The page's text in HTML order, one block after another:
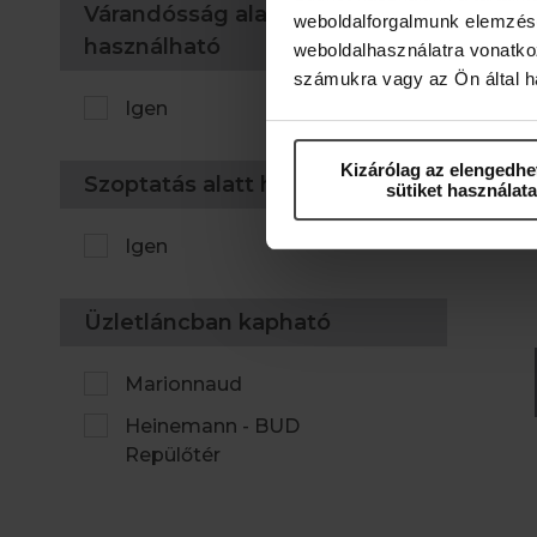
weboldalforgalmunk
weboldalhasználatra
számukra vagy az Ön által
Kizárólag az
sütiket használata
Várandósság alatt
használható
Igen
Szoptatás alatt használható
Igen
Üzletláncban kapható
Marionnaud
Heinemann - BUD
Repülőtér